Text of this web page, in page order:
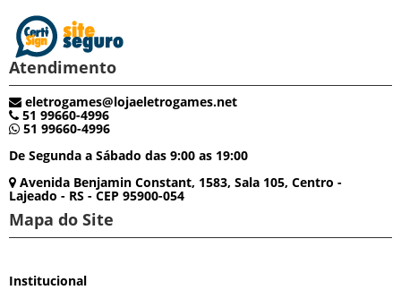
Atendimento
eletrogames@lojaeletrogames.net
51 99660-4996
51 99660-4996
De Segunda a Sábado das 9:00 as 19:00
Avenida Benjamin Constant, 1583, Sala 105, Centro -
Lajeado - RS - CEP 95900-054
Mapa do Site
Institucional